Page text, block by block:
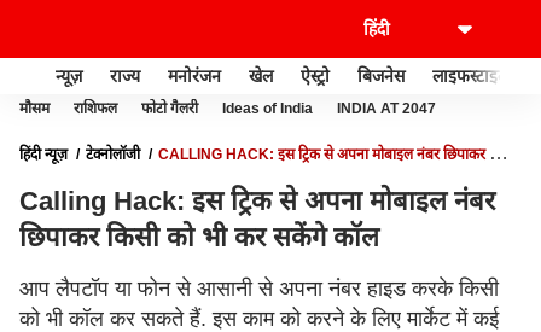
न्यूज़ राज्य मनोरंजन खेल ऐस्ट्रो बिजनेस लाइफस्टाइल
मौसम राशिफल फोटो गैलरी Ideas of India INDIA AT 2047
हिंदी न्यूज़ टेक्नोलॉजी
CALLING HACK: इस ट्रिक से अपना मोबाइल नंबर छिपाकर किसी
Calling Hack: इस ट्रिक से अपना मोबाइल नंबर
छिपाकर किसी को भी कर सकेंगे कॉल
आप लैपटॉप या फोन से आसानी से अपना नंबर हाइड करके किसी
को भी कॉल कर सकते हैं. इस काम को करने के लिए मार्केट में कई